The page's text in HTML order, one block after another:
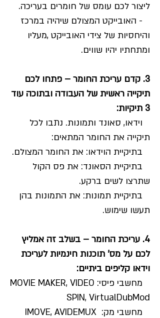
ליצור לכם עומס של חומרים בעריכה.
- האובייקט המצולם שיהיה במרכז
והיחסיות של צידי האובייקט ,מעליו
ומתחתיו יהיו שווים.
3. קדם עריכת החומר – פתחו לכם
תיקייה ראשית של העבודה ובתוכה עוד
3 תיקיות:
וידאו, סאונד ותמונות. נתבו לכל
תיקייה את החומר המתאים:
בתיקיית הוידאו: את החומר המצולם.
בתיקיית הסאונד: את פס הקול
שתרצו לשים ברקע.
בתיקיית תמונות: את התמונות בהן
תעשו שימוש.
4. עריכת החומר – בשלב זה אמליץ
לכם על מס' תוכנות חינמיות לעריכת
וידאו קליפים ביתיים:
מחשבי פיסי: MOVIE MAKER, VIDEO
SPIN, VirtualDubMod
מחשבי מק: IMOVE, AVIDEMUX